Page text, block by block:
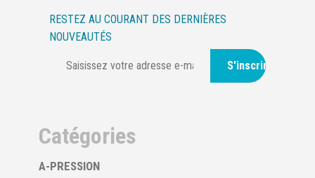
RESTEZ AU COURANT DES DERNIÈRES
NOUVEAUTÉS
S'inscrire
Catégories
A-PRESSION